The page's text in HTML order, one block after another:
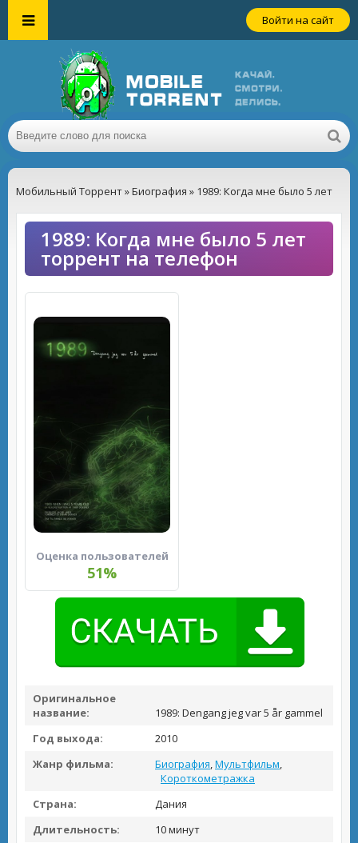
Войти на сайт
Мобильный Торрент»Биография » 1989: Когда мне было 5 лет
1989: Когда мне было 5 лет
торрент на телефон
Оценка пользователей
51%
Оригинальное
название:
1989: Dengang jeg var 5 år gammel
Год выхода:
2010
Жанр фильма:
Биография,Мультфильм,
Короткометражка
Страна:
Дания
Длительность:
10 минут